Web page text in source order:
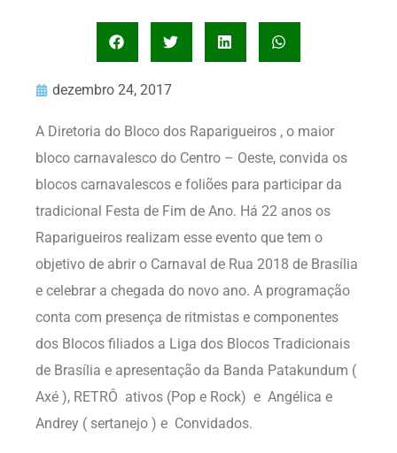
dezembro 24, 2017
A Diretoria do Bloco dos Raparigueiros , o maior
bloco carnavalesco do Centro – Oeste, convida os
blocos carnavalescos e foliões para participar da
tradicional Festa de Fim de Ano. Há 22 anos os
Raparigueiros realizam esse evento que tem o
objetivo de abrir o Carnaval de Rua 2018 de Brasília
e celebrar a chegada do novo ano. A programação
conta com presença de ritmistas e componentes
dos Blocos filiados a Liga dos Blocos Tradicionais
de Brasília e apresentação da Banda Patakundum (
Axé ), RETRÔ ativos (Pop e Rock) e Angélica e
Andrey ( sertanejo ) e Convidados.